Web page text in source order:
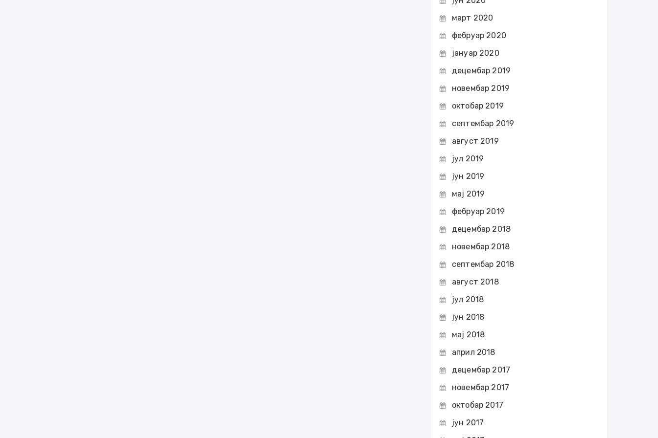
март 2020
фебруар 2020
јануар 2020
децембар 2019
новембар 2019
октобар 2019
септембар 2019
август 2019
јул 2019
јун 2019
мај 2019
фебруар 2019
децембар 2018
новембар 2018
септембар 2018
август 2018
јул 2018
јун 2018
мај 2018
април 2018
децембар 2017
новембар 2017
октобар 2017
јун 2017